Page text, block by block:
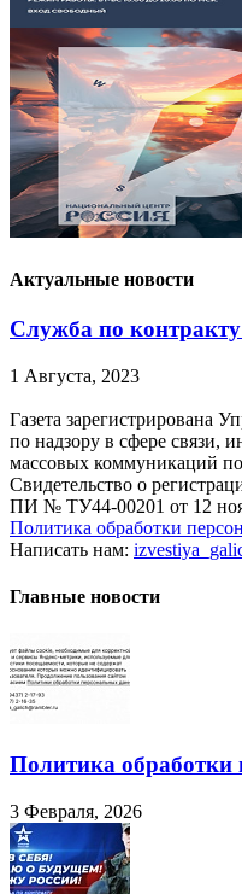
Актуальные новости
Служба по
1 Августа, 2023
Газета зарегистрирована
по надзору в сфере связи,
массовых коммуникаций
Свидетельство о
ПИ № ТУ44-00201 от 12
Политика обработки
Написать нам:
Главные новости
Политика
3 Февраля, 2026